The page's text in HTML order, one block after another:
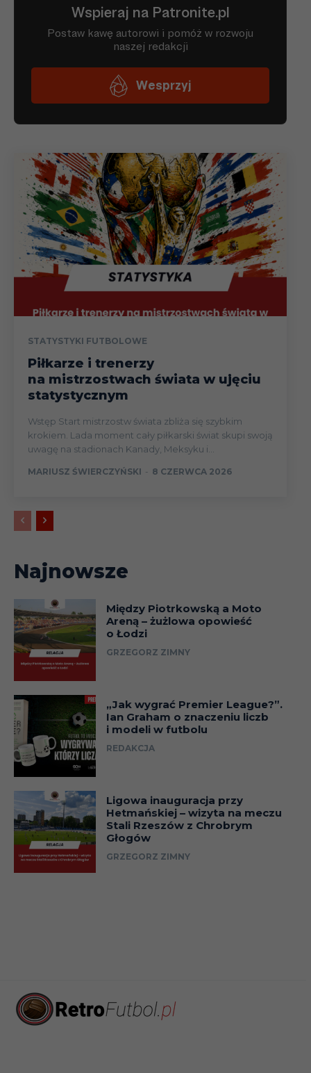
STATYSTYKI FUTBOLOWE
Piłkarze i trenerzy
na mistrzostwach świata w ujęciu
statystycznym
Wstęp Start mistrzostw świata zbliża się szybkim
krokiem. Lada moment cały piłkarski świat skupi swoją
uwagę na stadionach Kanady, Meksyku i...
MARIUSZ ŚWIERCZYŃSKI - 8 CZERWCA 2026
Najnowsze
Między Piotrkowską a Moto
Areną – żużlowa opowieść
o Łodzi
GRZEGORZ ZIMNY
„Jak wygrać Premier League?”.
Ian Graham o znaczeniu liczb
i modeli w futbolu
REDAKCJA
Ligowa inauguracja przy
Hetmańskiej – wizyta na meczu
Stali Rzeszów z Chrobrym
Głogów
GRZEGORZ ZIMNY